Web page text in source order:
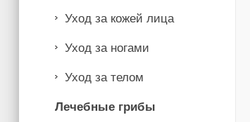
Уход за кожей лица
Уход за ногами
Уход за телом
Лечебные грибы